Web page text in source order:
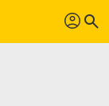
profil search